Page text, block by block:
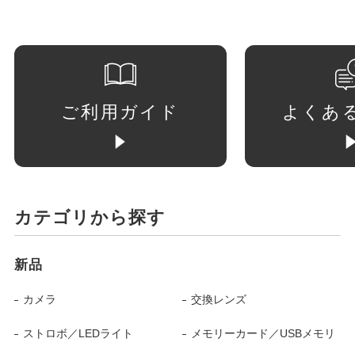
ご利用ガイド よくあ
カテゴリから探す
新品
カメラ 交換レンズ
ストロボ／LEDライト メモリーカード／USBメモリ